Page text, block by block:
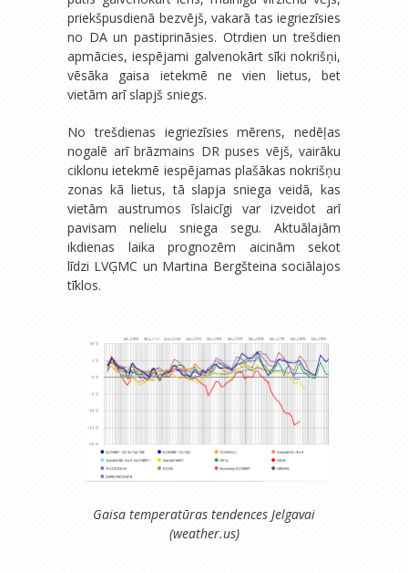
priekšpusdienā bezvējš, vakarā tas iegriezīsies
no DA un pastiprināsies. Otrdien un trešdien
apmācies, iespējami galvenokārt sīki nokrišņi,
vēsāka gaisa ietekmē ne vien lietus, bet
vietām arī slapjš sniegs.
No trešdienas iegriezīsies mērens, nedēļas
nogalē arī brāzmains DR puses vējš, vairāku
ciklonu ietekmē iespējamas plašākas nokrišņu
zonas kā lietus, tā slapja sniega veidā, kas
vietām austrumos īslaicīgi var izveidot arī
pavisam nelielu sniega segu. Aktuālajām
ikdienas laika prognozēm aicinām sekot
līdzi LVĢMC un Martina Bergšteina sociālajos
tīklos.
Gaisa temperatūras tendences Jelgavai
(weather.us)